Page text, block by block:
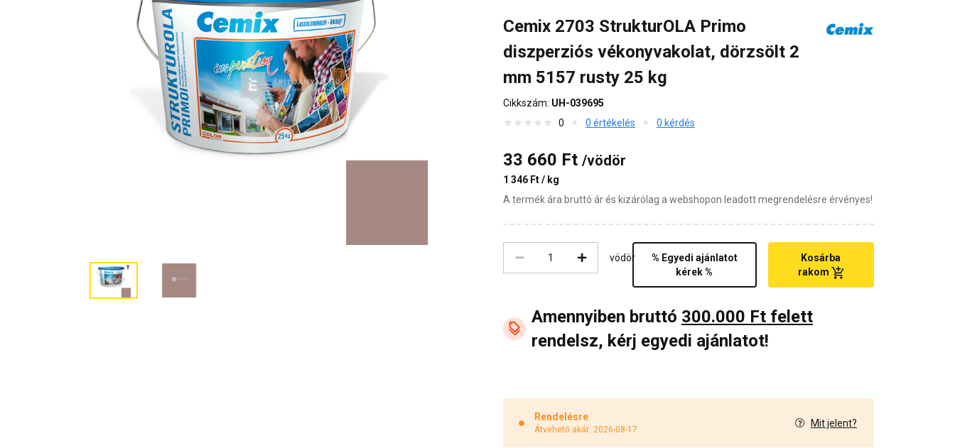
Cemix 2703 StrukturOLA Primo
diszperziós vékonyvakolat, dörzsölt 2
mm 5157 rusty 25 kg
Cikkszám: UH-039695
0
0 értékelés 0 kérdés
33 660 Ft /vödör
1 346 Ft / kg
A termék ára bruttó ár és kizárólag a webshopon leadott megrendelésre érvényes!
vödör
% Egyedi ajánlatot
kérek %
Kosárba
rakom
Amennyiben bruttó 300.000 Ft felett
rendelsz, kérj egyedi ajánlatot!
Rendelésre
Átvehető akár: 2026-08-17
Mit jelent?